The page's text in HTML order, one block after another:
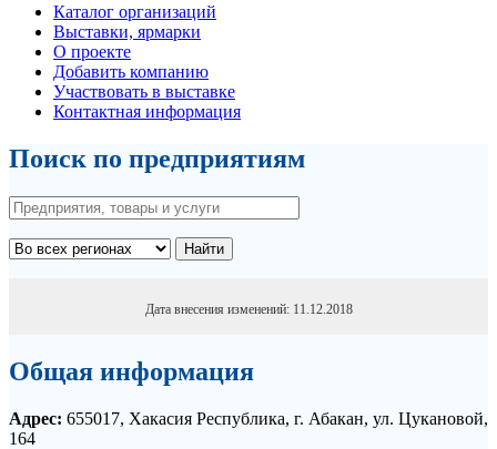
Каталог организаций
Выставки, ярмарки
О проекте
Добавить компанию
Участвовать в выставке
Контактная информация
Поиск по предприятиям
Найти
Дата внесения изменений: 11.12.2018
Общая информация
Адрес: 655017, Хакасия Республика, г. Абакан, ул. Цукановой,
164